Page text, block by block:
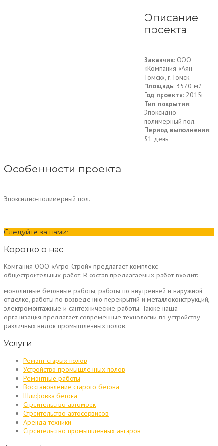
Описание
проекта
Заказчик: ООО
«Компания «Аян-
Томск», г.Томск
Площадь: 3570 м2
Год проекта: 2015г
Тип покрытия:
Эпоксидно-
полимерный пол.
Период выполнения:
31 день
Особенности проекта
Эпоксидно-полимерный пол.
Следуйте за нами:
Коротко о нас
Компания ООО «Агро-Строй» предлагает комплекс
общестроительных работ. В состав предлагаемых работ входит:
монолитные бетонные работы, работы по внутренней и наружной
отделке, работы по возведению перекрытий и металлоконструкций,
электромонтажные и сантехнические работы. Также наша
организация предлагает современные технологии по устройству
различных видов промышленных полов.
Услуги
Ремонт старых полов
Устройство промышленных полов
Ремонтные работы
Восстановление старого бетона
Шлифовка бетона
Строительство автомоек
Строительство автосервисов
Аренда техники
Строительство промышленных ангаров